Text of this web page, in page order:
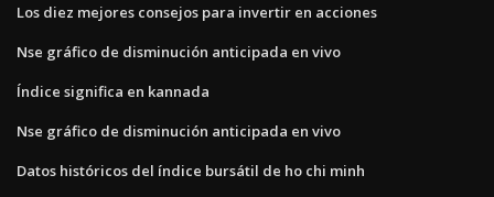
Los diez mejores consejos para invertir en acciones
Nse gráfico de disminución anticipada en vivo
Índice significa en kannada
Nse gráfico de disminución anticipada en vivo
Datos históricos del índice bursátil de ho chi minh